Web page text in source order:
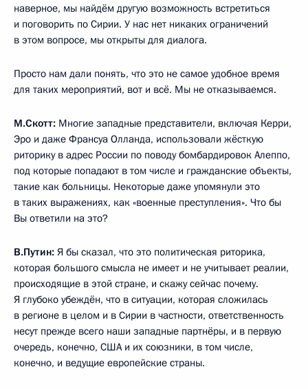
наверное, мы найдём другую возможность встретиться
и поговорить по Сирии. У нас нет никаких ограничений
в этом вопросе, мы открыты для диалога.
Просто нам дали понять, что это не самое удобное время
для таких мероприятий, вот и всё. Мы не отказываемся.
М.Скотт: Многие западные представители, включая Керри,
Эро и даже Франсуа Олланда, использовали жёсткую
риторику в адрес России по поводу бомбардировок Алеппо,
под которые попадают в том числе и гражданские объекты,
такие как больницы. Некоторые даже упомянули это
в таких выражениях, как «военные преступления». Что бы
Вы ответили на это?
В.Путин: Я бы сказал, что это политическая риторика,
которая большого смысла не имеет и не учитывает реалии,
происходящие в этой стране, и скажу сейчас почему.
Я глубоко убеждён, что в ситуации, которая сложилась
в регионе в целом и в Сирии в частности, ответственность
несут прежде всего наши западные партнёры, и в первую
очередь, конечно, США и их союзники, в том числе,
конечно, и ведущие европейские страны.